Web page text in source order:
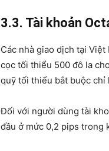
3.3. Tài khoản
Các nhà giao dịch tại
cọc tối thiểu 500 đô la
quỹ tối thiểu bắt buộc chỉ
Đối với người dùng tài
đầu ở mức 0,2 pips trong